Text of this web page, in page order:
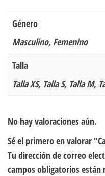
Género
Masculino, Femenino
Talla
Talla XS, Talla S, Talla M,
No hay valoraciones aún.
Sé el primero en valorar
Tu dirección de correo
campos obligatorios están